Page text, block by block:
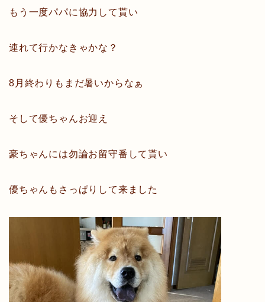
もう一度パパに協力して貰い
連れて行かなきゃかな？
8月終わりもまだ暑いからなぁ
そして優ちゃんお迎え
豪ちゃんには勿論お留守番して貰い
優ちゃんもさっぱりして来ました